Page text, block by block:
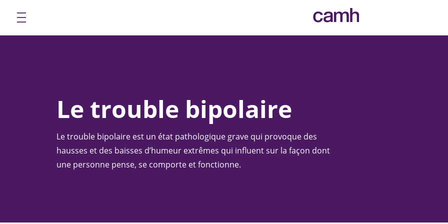
CAMH logo
Le trouble bipolaire
Le trouble bipolaire est un état pathologique grave qui provoque des
hausses et des baisses d’humeur extrêmes qui influent sur la façon dont
une personne pense, se comporte et fonctionne.